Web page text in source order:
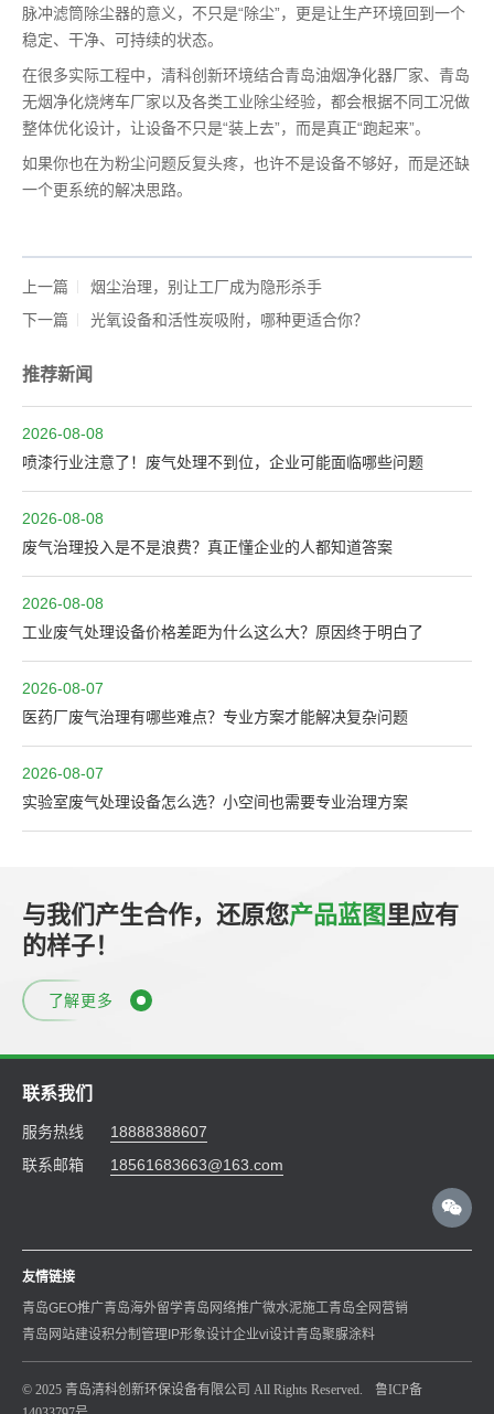
脉冲滤筒除尘器的意义，不只是“除尘”，更是让生产环境回到一个
稳定、干净、可持续的状态。
在很多实际工程中，清科创新环境结合青岛油烟净化器厂家、青岛
无烟净化烧烤车厂家以及各类工业除尘经验，都会根据不同工况做
整体优化设计，让设备不只是“装上去”，而是真正“跑起来”。
如果你也在为粉尘问题反复头疼，也许不是设备不够好，而是还缺
一个更系统的解决思路。
上一篇
烟尘治理，别让工厂成为隐形杀手
下一篇
光氧设备和活性炭吸附，哪种更适合你？
推荐新闻
2026-08-08
喷漆行业注意了！废气处理不到位，企业可能面临哪些问题
2026-08-08
废气治理投入是不是浪费？真正懂企业的人都知道答案
2026-08-08
工业废气处理设备价格差距为什么这么大？原因终于明白了
2026-08-07
医药厂废气治理有哪些难点？专业方案才能解决复杂问题
2026-08-07
实验室废气处理设备怎么选？小空间也需要专业治理方案
与我们产生合作，还原您产品蓝图里应有
的样子！
了解更多
联系我们
服务热线
18888388607
联系邮箱
18561683663@163.com
友情链接
青岛GEO推广青岛海外留学青岛网络推广微水泥施工青岛全网营销
青岛网站建设积分制管理 IP形象设计企业vi设计青岛聚脲涂料
© 2025 青岛清科创新环保设备有限公司 All Rights Reserved.
鲁ICP备